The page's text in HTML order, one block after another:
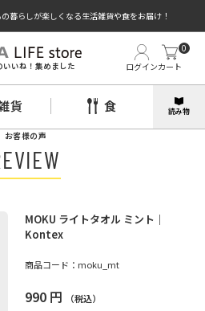
暮らしが楽しくなる生活雑貨や食をお届け！
いいね！集めました ログインカート
0
貨 食 読み物
お客様の声
MOKU ライトタオル ミント｜
Kontex
商品コード： moku_mt
990 円 （税込）